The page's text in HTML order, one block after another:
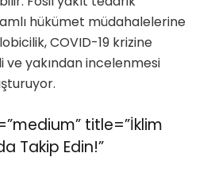
hükümet müdahalelerine
COVID-19 krizine
yakından incelenmesi
title=”İklim
Takip Edin!”